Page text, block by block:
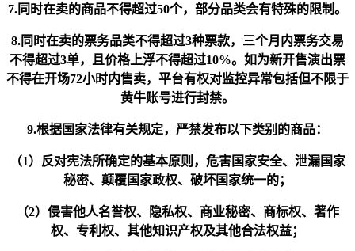
7.同时在卖的商品不得超过50个，部分品类会有特殊的限制。
8.同时在卖的票务品类不得超过3种票款，三个月内票务交易
不得超过3单，且价格上浮不得超过10%。如为新开售演出票
不得在开场72小时内售卖，平台有权对监控异常包括但不限于
黄牛账号进行封禁。
9.根据国家法律有关规定，严禁发布以下类别的商品：
（1）反对宪法所确定的基本原则，危害国家安全、泄漏国家
秘密、颠覆国家政权、破坏国家统一的；
（2）侵害他人名誉权、隐私权、商业秘密、商标权、著作
权、专利权、其他知识产权及其他合法权益；